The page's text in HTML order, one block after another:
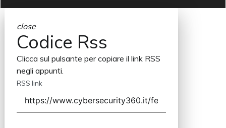
close
Codice Rss
Clicca sul pulsante per copiare il link RSS
negli appunti.
RSS link